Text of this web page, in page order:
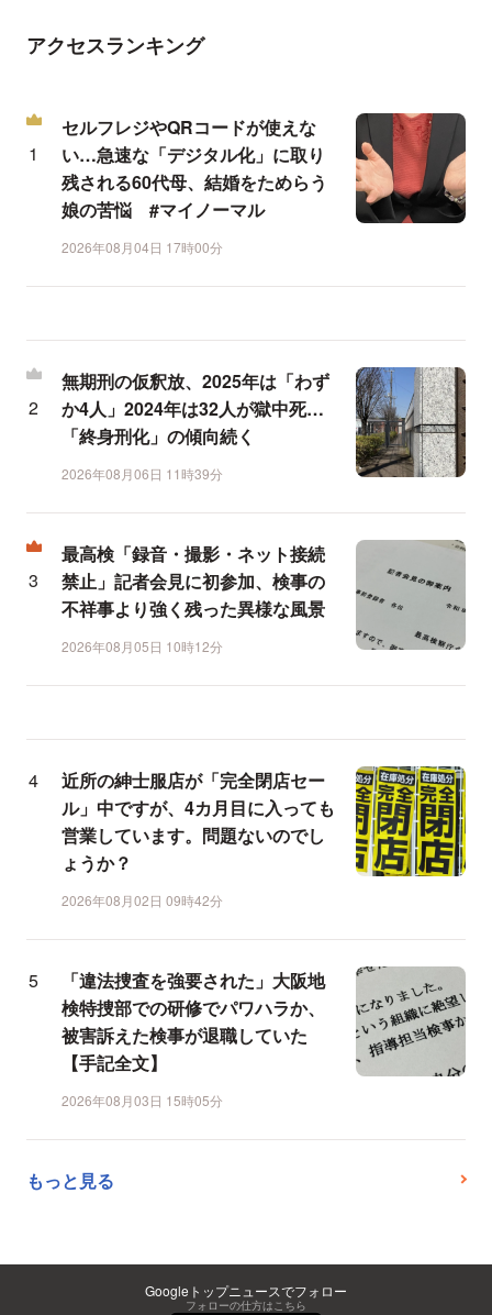
アクセスランキング
セルフレジやQRコードが使えな
い…急速な「デジタル化」に取り
残される60代母、結婚をためらう
娘の苦悩 #マイノーマル
2026年08月04日 17時00分
無期刑の仮釈放、2025年は「わず
か4人」2024年は32人が獄中死…
「終身刑化」の傾向続く
2026年08月06日 11時39分
最高検「録音・撮影・ネット接続
禁止」記者会見に初参加、検事の
不祥事より強く残った異様な風景
2026年08月05日 10時12分
近所の紳士服店が「完全閉店セー
ル」中ですが、4カ月目に入っても
営業しています。問題ないのでし
ょうか？
2026年08月02日 09時42分
「違法捜査を強要された」大阪地
検特捜部での研修でパワハラか、
被害訴えた検事が退職していた
【手記全文】
2026年08月03日 15時05分
もっと見る
Googleトップニュースでフォロー
フォローの仕方はこちら